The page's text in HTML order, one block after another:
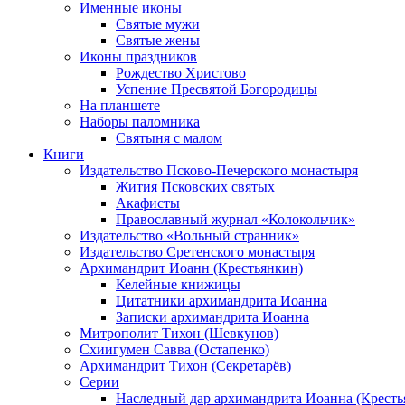
Именные иконы
Святые мужи
Святые жены
Иконы праздников
Рождество Христово
Успение Пресвятой Богородицы
На планшете
Наборы паломника
Святыня с малом
Книги
Издательство Псково-Печерского монастыря
Жития Псковских святых
Акафисты
Православный журнал «Колокольчик»
Издательство «Вольный странник»
Издательство Сретенского монастыря
Архимандрит Иоанн (Крестьянкин)
Келейные книжицы
Цитатники архимандрита Иоанна
Записки архимандрита Иоанна
Митрополит Тихон (Шевкунов)
Схиигумен Савва (Остапенко)
Архимандрит Тихон (Секретарёв)
Серии
Наследный дар архимандрита Иоанна